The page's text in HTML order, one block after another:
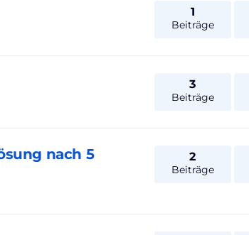
1
Beiträge
3
Beiträge
nach 5
2
Beiträge